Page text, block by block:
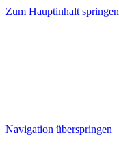
Zum Hauptinhalt springen
Navigation überspringen